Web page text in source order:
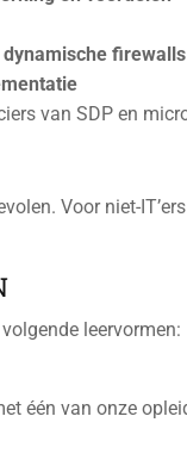
firewalls
van SDP en
Voor niet-
leervormen:
één van onze